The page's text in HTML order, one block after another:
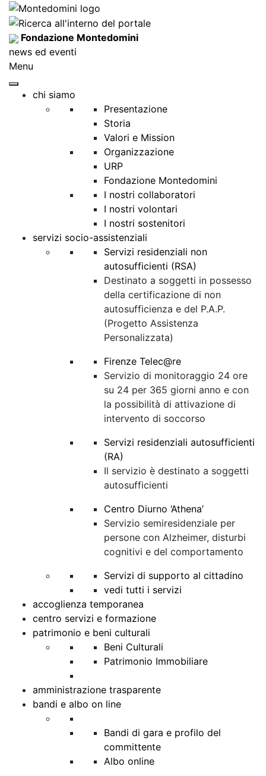
Fondazione Montedomini
news ed eventi
Menu
chi siamo
Presentazione
Storia
Valori e Mission
Organizzazione
URP
Fondazione Montedomini
I nostri collaboratori
I nostri volontari
I nostri sostenitori
servizi socio-assistenziali
Servizi residenziali non
autosufficienti (RSA)
Destinato a soggetti in possesso
della certificazione di non
autosufficienza e del P.A.P.
(Progetto Assistenza
Personalizzata)
Firenze Telec@re
Servizio di monitoraggio 24 ore
su 24 per 365 giorni anno e con
la possibilità di attivazione di
intervento di soccorso
Servizi residenziali autosufficienti
(RA)
Il servizio è destinato a soggetti
autosufficienti
Centro Diurno ‘Athena’
Servizio semiresidenziale per
persone con Alzheimer, disturbi
cognitivi e del comportamento
Servizi di supporto al cittadino
vedi tutti i servizi
accoglienza temporanea
centro servizi e formazione
patrimonio e beni culturali
Beni Culturali
Patrimonio Immobiliare
amministrazione trasparente
bandi e albo on line
Bandi di gara e profilo del
committente
Albo online